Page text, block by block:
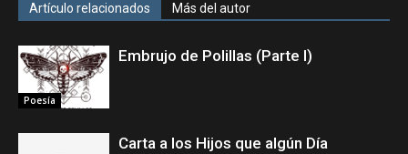
Artículo relacionados Más del autor
Poesía
Embrujo de Polillas (Parte I)
Carta a los Hijos que algún Día